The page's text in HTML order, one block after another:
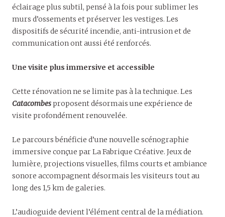
éclairage plus subtil, pensé à la fois pour sublimer les
murs d’ossements et préserver les vestiges. Les
dispositifs de sécurité incendie, anti-intrusion et de
communication ont aussi été renforcés.
Une visite plus immersive et accessible
Cette rénovation ne se limite pas à la technique. Les
Catacombesproposent désormais une expérience de
visite profondément renouvelée.
Le parcours bénéficie d’une nouvelle scénographie
immersive conçue par La Fabrique Créative. Jeux de
lumière, projections visuelles, films courts et ambiance
sonore accompagnent désormais les visiteurs tout au
long des 1,5 km de galeries.
L’audioguide devient l’élément central de la médiation.